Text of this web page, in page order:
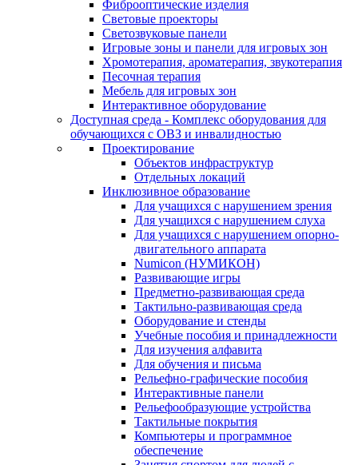
Фиброоптические изделия
Световые проекторы
Светозвуковые панели
Игровые зоны и панели для игровых зон
Хромотерапия, ароматерапия, звукотерапия
Песочная терапия
Мебель для игровых зон
Интерактивное оборудование
Доступная среда - Комплекс оборудования для
обучающихся с ОВЗ и инвалидностью
Проектирование
Объектов инфраструктур
Отдельных локаций
Инклюзивное образование
Для учащихся с нарушением зрения
Для учащихся с нарушением слуха
Для учащихся с нарушением опорно-
двигательного аппарата
Numicon (НУМИКОН)
Развивающие игры
Предметно-развивающая среда
Тактильно-развивающая среда
Оборудование и стенды
Учебные пособия и принадлежности
Для изучения алфавита
Для обучения и письма
Рельефно-графические пособия
Интерактивные панели
Рельефообразующие устройства
Тактильные покрытия
Компьютеры и программное
обеспечение